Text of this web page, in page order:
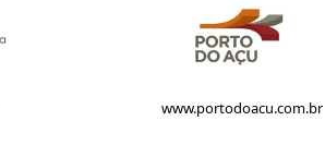
www.portodoacu.com.br